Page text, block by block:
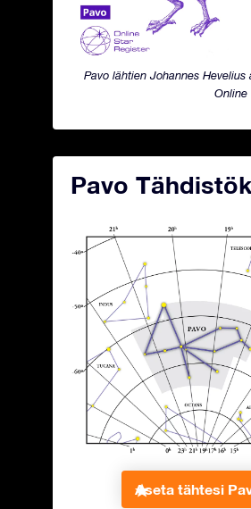
Pavo lähtien Johannes Hevelius
Online
Pavo
Aseta tähtesi